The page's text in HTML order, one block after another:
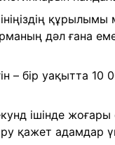
дәл ғана
– бір уақытта
ішінде
қажет адамдар